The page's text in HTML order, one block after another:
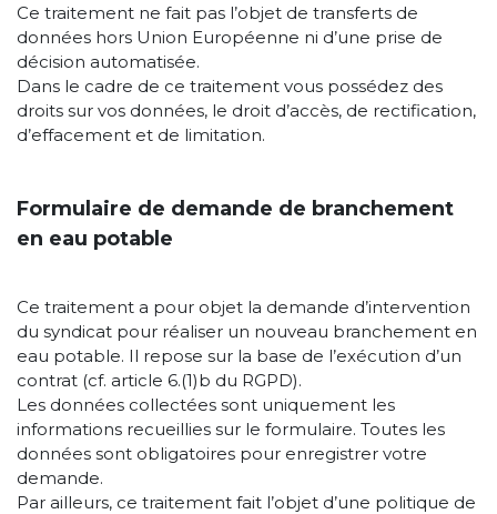
Ce traitement ne fait pas l’objet de transferts de
données hors Union Européenne ni d’une prise de
décision automatisée.
Dans le cadre de ce traitement vous possédez des
droits sur vos données, le droit d’accès, de rectification,
d’effacement et de limitation.
Formulaire de demande de branchement
en eau potable
Ce traitement a pour objet la demande d’intervention
du syndicat pour réaliser un nouveau branchement en
eau potable. Il repose sur la base de l’exécution d’un
contrat (cf. article 6.(1)b du RGPD).
Les données collectées sont uniquement les
informations recueillies sur le formulaire. Toutes les
données sont obligatoires pour enregistrer votre
demande.
Par ailleurs, ce traitement fait l’objet d’une politique de